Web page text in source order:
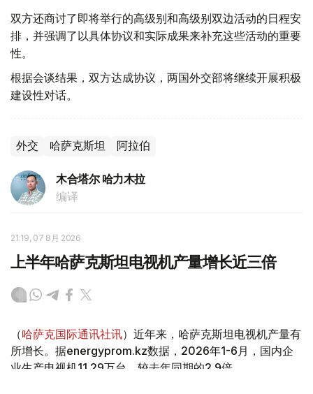
双方还商讨了即将举行的高级别和高级别双边活动的日程安
排，并强调了以具体协议和实际成果来补充这些活动的重要
性。
根据会谈结果，双方达成协议，两国外交部将继续开展积极
建设性对话。
外交 哈萨克斯坦 阿拉伯
木合塔尔 哈力木拉
编译
21:19, 07 8月 2026
上半年哈萨克斯坦电视机产量增长近三倍
（哈萨克国际通讯社讯）近年来，哈萨克斯坦电视机产量有
所增长。据energyprom.kz数据，2026年1-6月，国内企
业生产电视机11.29万台，较去年同期的2.9倍。